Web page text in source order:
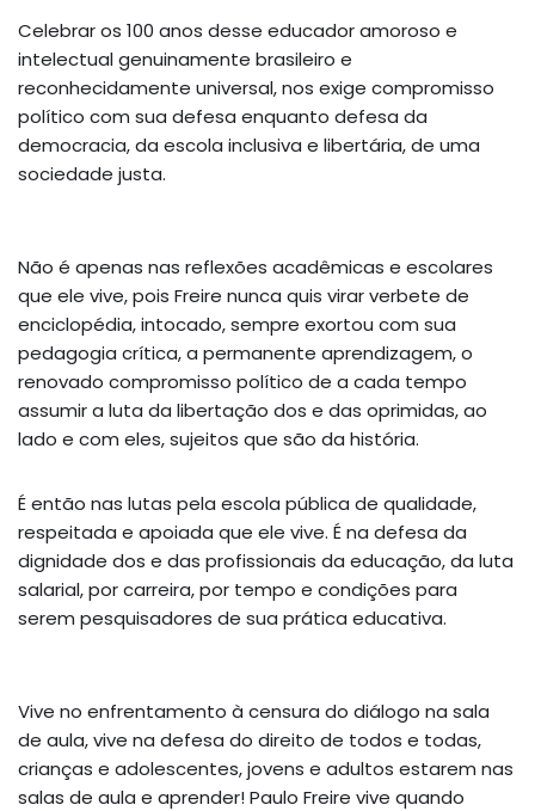
Celebrar os 100 anos desse educador amoroso e
intelectual genuinamente brasileiro e
reconhecidamente universal, nos exige compromisso
político com sua defesa enquanto defesa da
democracia, da escola inclusiva e libertária, de uma
sociedade justa.
Não é apenas nas reflexões acadêmicas e escolares
que ele vive, pois Freire nunca quis virar verbete de
enciclopédia, intocado, sempre exortou com sua
pedagogia crítica, a permanente aprendizagem, o
renovado compromisso político de a cada tempo
assumir a luta da libertação dos e das oprimidas, ao
lado e com eles, sujeitos que são da história.
É então nas lutas pela escola pública de qualidade,
respeitada e apoiada que ele vive. É na defesa da
dignidade dos e das profissionais da educação, da luta
salarial, por carreira, por tempo e condições para
serem pesquisadores de sua prática educativa.
Vive no enfrentamento à censura do diálogo na sala
de aula, vive na defesa do direito de todos e todas,
crianças e adolescentes, jovens e adultos estarem nas
salas de aula e aprender! Paulo Freire vive quando